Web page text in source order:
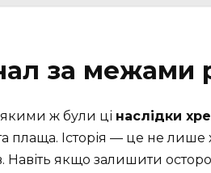
за межами
ж були ці наслідки
плаща. Історія — це не лише
Навіть якщо залишити